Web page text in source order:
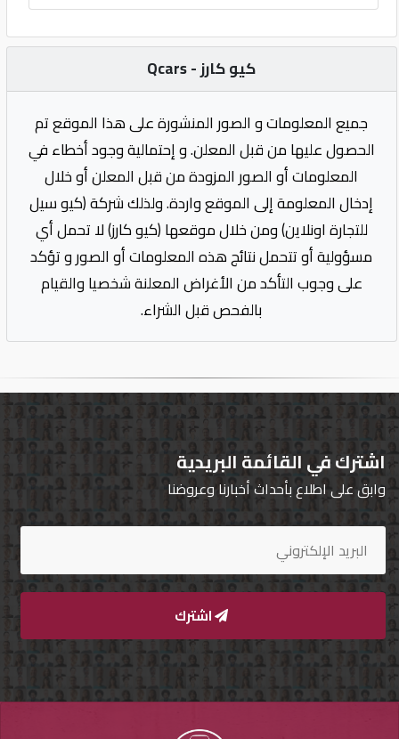
كيو كارز - Qcars
جميع المعلومات و الصور المنشورة على هذا الموقع تم
الحصول عليها من قبل المعلن. و إحتمالية وجود أخطاء في
المعلومات أو الصور المزودة من قبل المعلن أو خلال
إدخال المعلومة إلى الموقع واردة. ولذلك شركة (كيو سيل
للتجارة اونلاين) ومن خلال موقعها (كيو كارز) لا تحمل أي
مسؤولية أو تتحمل نتائج هذه المعلومات أو الصور و تؤكد
على وجوب التأكد من الأغراض المعلنة شخصيا والقيام
بالفحص قبل الشراء.
اشترك في القائمة البريدية
وابق على اطلاع بأحداث أخبارنا وعروضنا
اشترك